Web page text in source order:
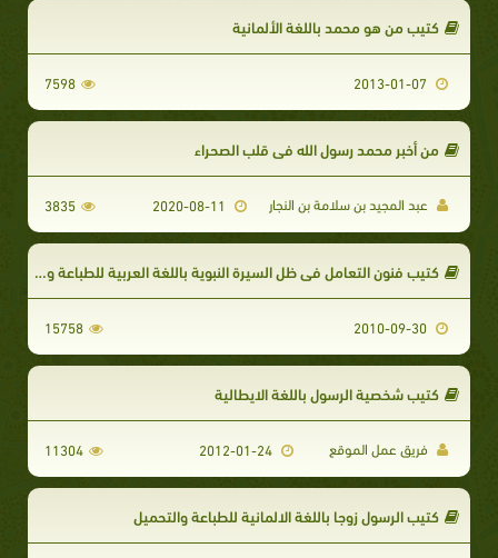
كتيب من هو محمد باللغة الألمانية
7598
من أخبر محمد رسول الله في قلب الصحراء
عبد المجيد بن سلامة بن النجار 3835
كتيب فنون التعامل في ظل السيرة النبوية باللغة العربية للطباعة و التحميل
15758
كتيب شخصية الرسول باللغة الايطالية
فريق عمل الموقع 11304
كتيب الرسول زوجا باللغة الالمانية للطباعة والتحميل